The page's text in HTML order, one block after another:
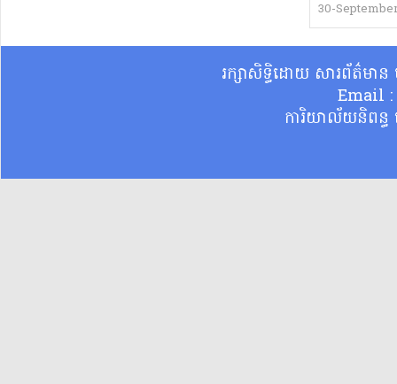
30-
រក្សាសិទ្ធិដោយ សារព័ត៌មា
Email
ការិយាល័យនិពន្ធ